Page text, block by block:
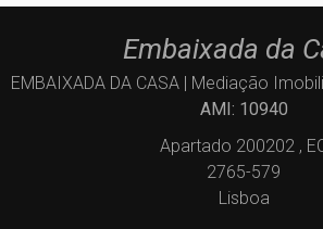
Embaixada da
EMBAIXADA DA CASA | Mediação
AMI: 10940
Apartado 200202 ,
2765-579
Lisboa